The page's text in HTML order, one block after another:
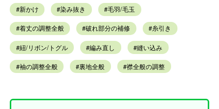
新かけ 染み抜き 毛羽/毛玉
着丈の調整全般 破れ部分の補修 糸引き
紐/リボン/トグル 編み直し 縫い込み
袖の調整全般 裏地全般 襟全般の調整